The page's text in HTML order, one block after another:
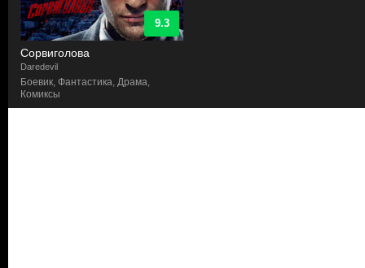
9.3
Сорвиголова
Daredevil
Боевик, Фантастика, Драма,
Комиксы